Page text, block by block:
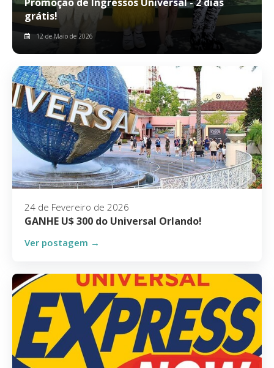
grátis!
12 de Maio de 2026
24 de Fevereiro de 2026
GANHE U$ 300 do Universal Orlando!
Ver postagem →